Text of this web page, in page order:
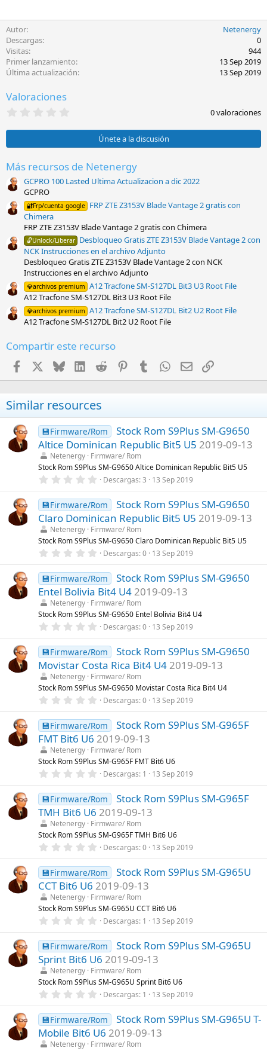
Autor
Netenergy
Descargas
0
Visitas
944
Primer lanzamiento
13 Sep 2019
Última actualización
13 Sep 2019
Valoraciones
0
e
t
r
e
l
a
s
)
0 valoraciones
Únete a la discusión
Más recursos de Netenergy
GCPRO 100 Lasted Ultima Actualizacion a dic 2022
GCPRO
🔐Frp/cuenta google FRP ZTE Z3153V Blade Vantage 2 gratis con
Chimera
FRP ZTE Z3153V Blade Vantage 2 gratis con Chimera
🔓Unlock/Liberar Desbloqueo Gratis ZTE Z3153V Blade Vantage 2 con
NCK Instrucciones en el archivo Adjunto
Desbloqueo Gratis ZTE Z3153V Blade Vantage 2 con NCK
Instrucciones en el archivo Adjunto
💎archivos premium A12 Tracfone SM-S127DL Bit3 U3 Root File
A12 Tracfone SM-S127DL Bit3 U3 Root File
💎archivos premium A12 Tracfone SM-S127DL Bit2 U2 Root File
A12 Tracfone SM-S127DL Bit2 U2 Root File
Compartir este recurso
Facebook BlueskyLinkedInReddit PinterestTumblr WhatsApp
EmailEnlace
Similar resources
💾Firmware/Rom
Stock Rom S9Plus SM-G9650
Altice Dominican Republic Bit5 U5 2019-09-13
Netenergy Firmware/ Rom
Stock Rom S9Plus SM-G9650 Altice Dominican Republic Bit5 U5
0
0
0
e
s
t
r
e
l
a
(
s
)
Descargas 3 13 Sep 2019
💾Firmware/Rom
Stock Rom S9Plus SM-G9650
Claro Dominican Republic Bit5 U5 2019-09-13
Netenergy Firmware/ Rom
Stock Rom S9Plus SM-G9650 Claro Dominican Republic Bit5 U5
0
0
0
e
s
t
r
e
l
a
(
s
)
Descargas 0 13 Sep 2019
💾Firmware/Rom
Stock Rom S9Plus SM-G9650
Entel Bolivia Bit4 U4 2019-09-13
Netenergy Firmware/ Rom
Stock Rom S9Plus SM-G9650 Entel Bolivia Bit4 U4
0
0
0
e
s
t
r
e
l
a
(
s
)
Descargas 0 13 Sep 2019
💾Firmware/Rom
Stock Rom S9Plus SM-G9650
Movistar Costa Rica Bit4 U4 2019-09-13
Netenergy Firmware/ Rom
Stock Rom S9Plus SM-G9650 Movistar Costa Rica Bit4 U4
0
0
0
e
s
t
r
e
l
a
(
s
Descargas 0 13 Sep 2019
💾Firmware/Rom
Stock Rom S9Plus SM-G965F
FMT Bit6 U6 2019-09-13
Netenergy Firmware/ Rom
Stock Rom S9Plus SM-G965F FMT Bit6 U6
0
0
0
e
s
t
r
e
l
a
(
s
)
Descargas 1 13 Sep 2019
💾Firmware/Rom
Stock Rom S9Plus SM-G965F
TMH Bit6 U6 2019-09-13
Netenergy Firmware/ Rom
Stock Rom S9Plus SM-G965F TMH Bit6 U6
0
0
0
e
s
t
r
e
l
a
(
s
)
Descargas 0 13 Sep 2019
💾Firmware/Rom
Stock Rom S9Plus SM-G965U
CCT Bit6 U6 2019-09-13
Netenergy Firmware/ Rom
Stock Rom S9Plus SM-G965U CCT Bit6 U6
0
0
0
e
s
t
r
e
l
a
(
s
)
Descargas 1 13 Sep 2019
💾Firmware/Rom
Stock Rom S9Plus SM-G965U
Sprint Bit6 U6 2019-09-13
Netenergy Firmware/ Rom
Stock Rom S9Plus SM-G965U Sprint Bit6 U6
0
0
0
e
s
t
Descargas 1 13 Sep 2019
💾Firmware/Rom
Stock Rom S9Plus SM-G965U T-
Mobile Bit6 U6 2019-09-13
Netenergy Firmware/ Rom